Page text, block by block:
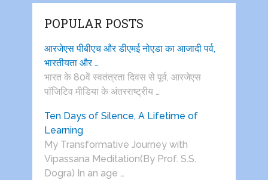
POPULAR POSTS
आरजेएस पीबीएच और डीएमई नोएडा का आजादी पर्व,
भारतीयता और …
भारत के 80वें स्वतंत्रता दिवस से पूर्व, आरजेएस
पाॅजिटिव मीडिया के अंतरराष्ट्रीय …
Ten Days of Silence, A Lifetime of
Learning
My Transformative Journey with
Vipassana Meditation(By Prof. S.S.
Dogra) In an age …